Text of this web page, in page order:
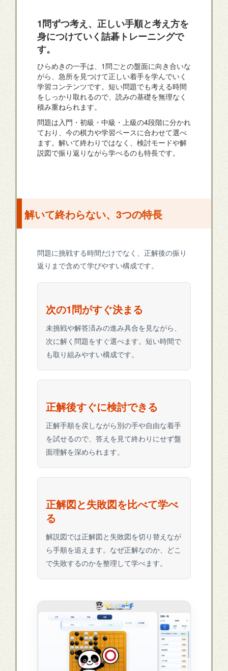
1問ずつ考え、正しい手順と考え方を
身につけていく詰碁トレーニングで
す。
ひらめきの一手は、1問ごとの盤面に向き合いな
がら、急所を見つけて正しい着手を学んでいく
学習コンテンツです。短い問題でも考える時間
をしっかり取れるので、読みの基礎を無理なく
積み重ねられます。
問題は入門・初級・中級・上級の4段階に分かれ
ており、今の棋力や学習ペースに合わせて選べ
ます。解いて終わりではなく、検討モードや解
説図で振り返りながら学べるのも特長です。
解いて終わらない、3つの特長
問題に挑戦する時間だけでなく、正解後の振り
返りまで含めて学びやすい構成です。
次の1問がすぐ決まる
未挑戦や解答済みの進み具合を見ながら、
次に解く問題をすぐ選べます。短い時間で
も取り組みやすい構成です。
正解後すぐに検討できる
正解手順を戻しながら別の手や自由な着手
を試せるので、答えを見て終わりにせず盤
面理解を深められます。
正解図と失敗図を比べて学べ
る
解説図では正解図と失敗図を切り替えなが
ら手順を追えます。なぜ正解なのか、どこ
で失敗するのかを整理して学べます。